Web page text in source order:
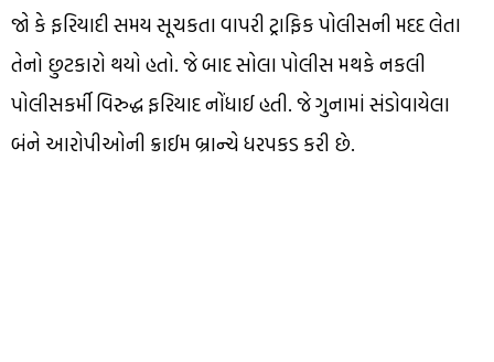
જો કે ફરિયાદી સમય સૂચકતા વાપરી ટ્રાફિક પોલીસની મદદ લેતા
તેનો છુટકારો થયો હતો. જે બાદ સોલા પોલીસ મથકે નકલી
પોલીસકર્મી વિરુદ્ધ ફરિયાદ નોંધાઈ હતી. જે ગુનામાં સંડોવાયેલા
બંને આરોપીઓની ક્રાઈમ બ્રાન્ચે ધરપકડ કરી છે.